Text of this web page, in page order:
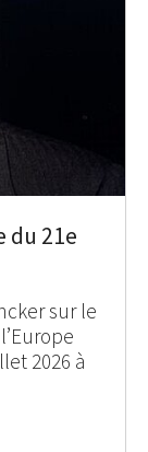
du 21e
sur le
2026 à